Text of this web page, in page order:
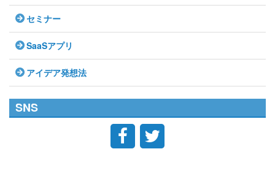
セミナー
SaaSアプリ
アイデア発想法
SNS
 